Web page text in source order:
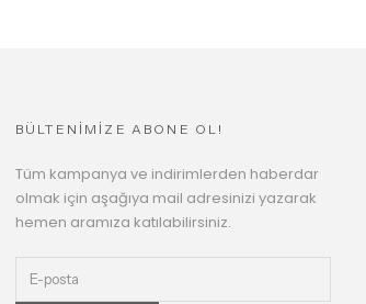
BÜLTENİMİZE ABONE OL!
Tüm kampanya ve indirimlerden haberdar
olmak için aşağıya mail adresinizi yazarak
hemen aramıza katılabilirsiniz.